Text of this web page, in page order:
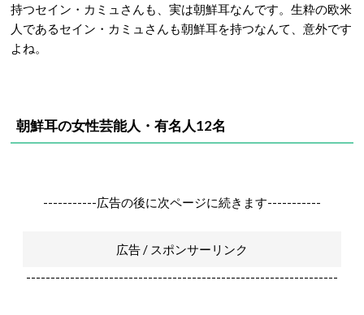
持つセイン・カミュさんも、実は朝鮮耳なんです。生粋の欧米
人であるセイン・カミュさんも朝鮮耳を持つなんて、意外です
よね。
朝鮮耳の女性芸能人・有名人12名
-----------広告の後に次ページに続きます-----------
広告 / スポンサーリンク
----------------------------------------------------------------